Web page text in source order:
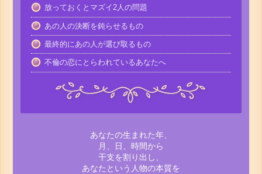
放っておくとマズイ2人の問題
あの人の決断を鈍らせるもの
最終的にあの人が選び取るもの
不倫の恋にとらわれているあなたへ
あなたの生まれた年、
月、日、時間から
干支を割り出し、
あなたという人物の本質を